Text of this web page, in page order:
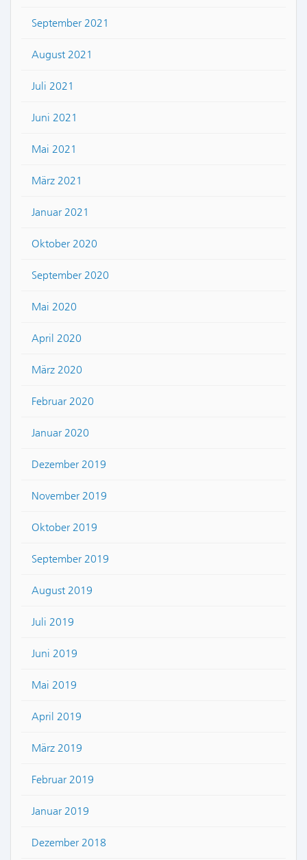
September 2021
August 2021
Juli 2021
Juni 2021
Mai 2021
März 2021
Januar 2021
Oktober 2020
September 2020
Mai 2020
April 2020
März 2020
Februar 2020
Januar 2020
Dezember 2019
November 2019
Oktober 2019
September 2019
August 2019
Juli 2019
Juni 2019
Mai 2019
April 2019
März 2019
Februar 2019
Januar 2019
Dezember 2018